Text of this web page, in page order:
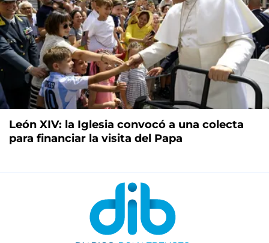
León XIV: la Iglesia convocó a una colecta
para financiar la visita del Papa